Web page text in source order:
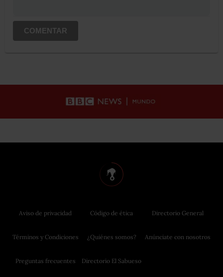
COMENTAR
Aviso de privacidad
Términos y Condiciones
Preguntas frecuentes
Código de ética
¿Quiénes somos?
Directorio El Sabueso
Directorio General
Anúnciate con nosotros